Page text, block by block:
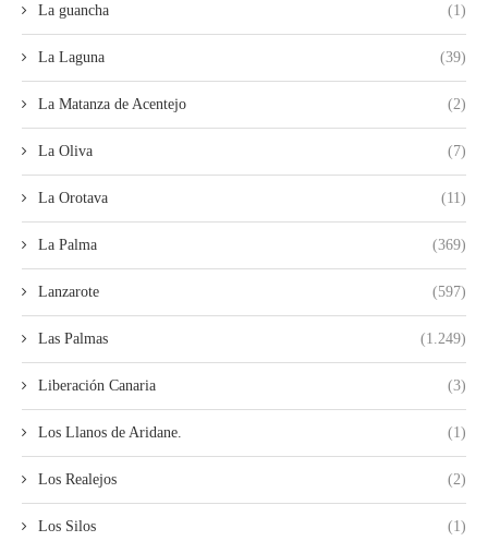
La guancha (1)
La Laguna (39)
La Matanza de Acentejo (2)
La Oliva (7)
La Orotava (11)
La Palma (369)
Lanzarote (597)
Las Palmas (1.249)
Liberación Canaria (3)
Los Llanos de Aridane. (1)
Los Realejos (2)
Los Silos (1)